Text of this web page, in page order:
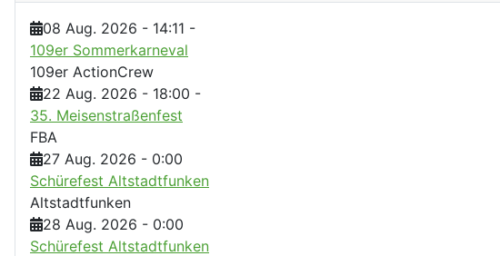
08 Aug. 2026 - 14:11 -
109er Sommerkarneval
109er ActionCrew
22 Aug. 2026 - 18:00 -
35. Meisenstraßenfest
FBA
27 Aug. 2026 - 0:00
Schürefest Altstadtfunken
Altstadtfunken
28 Aug. 2026 - 0:00
Schürefest Altstadtfunken